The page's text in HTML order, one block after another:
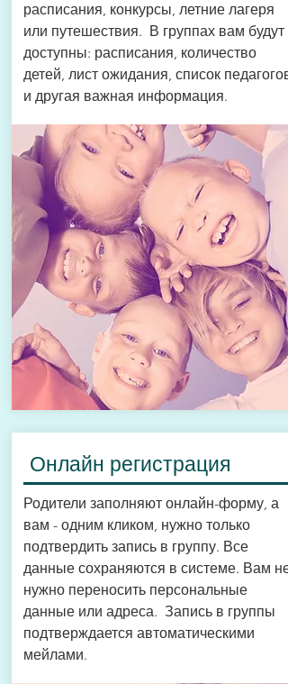
расписания, конкурсы, летние лагеря
или путешествия. В группах вам будут
доступны: расписания, количество
детей, лист ожидания, список педагогов
и другая важная информация.
Онлайн регистрация
Родители заполняют онлайн-форму, а
вам - одним кликом, нужно только
подтвердить запись в группу. Все
данные сохраняются в системе. Вам не
нужно переносить персональные
данные или адреса. Запись в группы
подтверждается автоматическими
мейлами.